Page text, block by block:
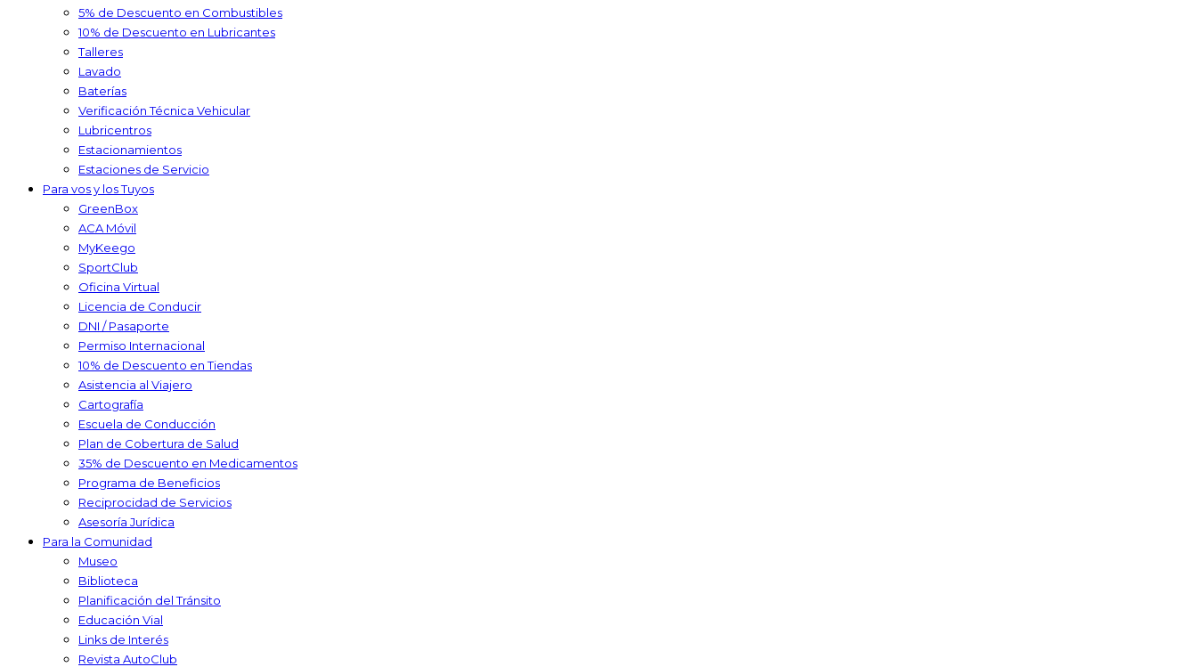
5% de Descuento en Combustibles
10% de Descuento en Lubricantes
Talleres
Lavado
Baterías
Verificación Técnica Vehicular
Lubricentros
Estacionamientos
Estaciones de Servicio
Para vos y los Tuyos
GreenBox
ACA Móvil
MyKeego
SportClub
Oficina Virtual
Licencia de Conducir
DNI / Pasaporte
Permiso Internacional
10% de Descuento en Tiendas
Asistencia al Viajero
Cartografía
Escuela de Conducción
Plan de Cobertura de Salud
35% de Descuento en Medicamentos
Programa de Beneficios
Reciprocidad de Servicios
Asesoría Jurídica
Para la Comunidad
Museo
Biblioteca
Planificación del Tránsito
Educación Vial
Links de Interés
Revista AutoClub